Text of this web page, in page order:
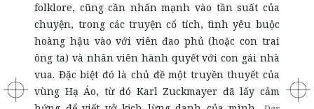
folklore, cũng cần nhấn mạnh vào tần suất của
chuyện, trong các truyện cổ tích, tình yêu buộc
hoàng hậu vào với viên đao phủ (hoặc con trai
ông ta) và nhân viên hành quyết với con gái nhà
vua. Đặc biệt đó là chủ đề một truyền thuyết của
vùng Hạ Áo, từ đó Karl Zuckmayer đã lấy cảm